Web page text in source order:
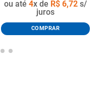
ou até 4x de R$ 6,72 s/
juros
COMPRAR